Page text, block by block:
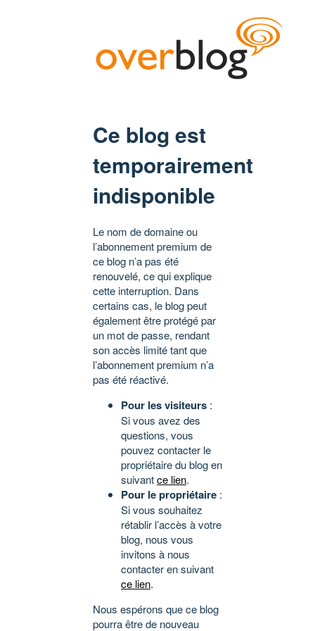
Ce blog est
temporairement
indisponible
Le nom de domaine ou
l’abonnement premium de
ce blog n’a pas été
renouvelé, ce qui explique
cette interruption. Dans
certains cas, le blog peut
également être protégé par
un mot de passe, rendant
son accès limité tant que
l’abonnement premium n’a
pas été réactivé.
Pour les visiteurs :
Si vous avez des
questions, vous
pouvez contacter le
propriétaire du blog en
suivantce lien.
Pour le propriétaire :
Si vous souhaitez
rétablir l’accès à votre
blog, nous vous
invitons à nous
contacter en suivant
ce lien.
Nous espérons que ce blog
pourra être de nouveau